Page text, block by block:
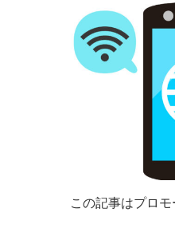
この記事はプロ